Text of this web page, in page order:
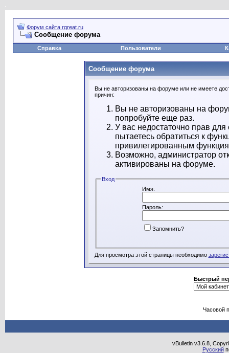
Форум сайта rgreat.ru
Сообщение форума
Справка Пользователи
Сообщение форума
Вы не авторизованы на форуме или не имеете
причин:
Вы не авторизованы на
попробуйте еще раз.
У вас недостаточно прав
пытаетесь обратиться к
привилегированным
Возможно, администратор
активированы на форуме.
Вход
Имя:
Пароль:
Запомнить?
Для просмотра этой страницы необходимо
Быстрый
Часовой
vBulletin v3.6.8,
Русский